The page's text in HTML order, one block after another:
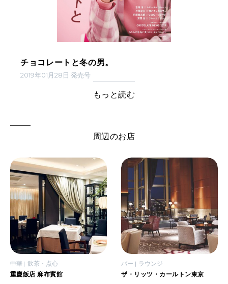
チョコレートと冬の男。
2019年01月28日 発売号
もっと読む
周辺のお店
中華 飲茶・点心
重慶飯店 麻布賓館
バー ラウンジ
ザ・リッツ・カールトン東京